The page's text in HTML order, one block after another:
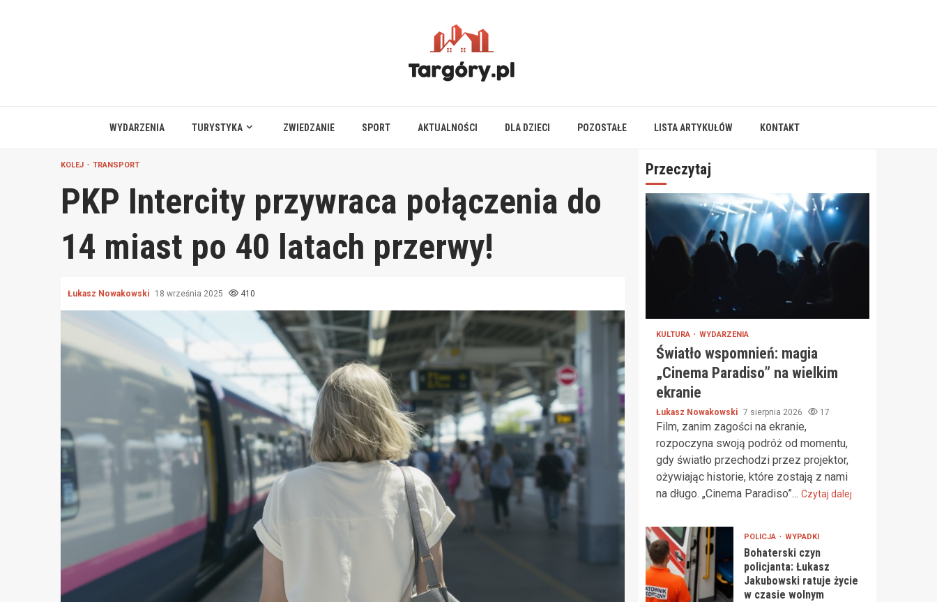
WYDARZENIA TURYSTYKA ZWIEDZANIE SPORT AKTUALNOŚCI DLA DZIECI POZOSTAŁE LISTA ARTYKUŁÓW KONTAKT
KOLEJ TRANSPORT
PKP Intercity przywraca połączenia do
14 miast po 40 latach przerwy!
Łukasz Nowakowski 18 września 2025 410
Przeczytaj
KULTURA WYDARZENIA
Światło wspomnień: magia
„Cinema Paradiso” na wielkim
ekranie
Łukasz Nowakowski 7 sierpnia 2026 17
Film, zanim zagości na ekranie,
rozpoczyna swoją podróż od momentu,
gdy światło przechodzi przez projektor,
ożywiając historie, które zostają z nami
na długo. „Cinema Paradiso”... Czytaj dalej
POLICJA WYPADKI
Bohaterski czyn
policjanta: Łukasz
Jakubowski ratuje życie
w czasie wolnym